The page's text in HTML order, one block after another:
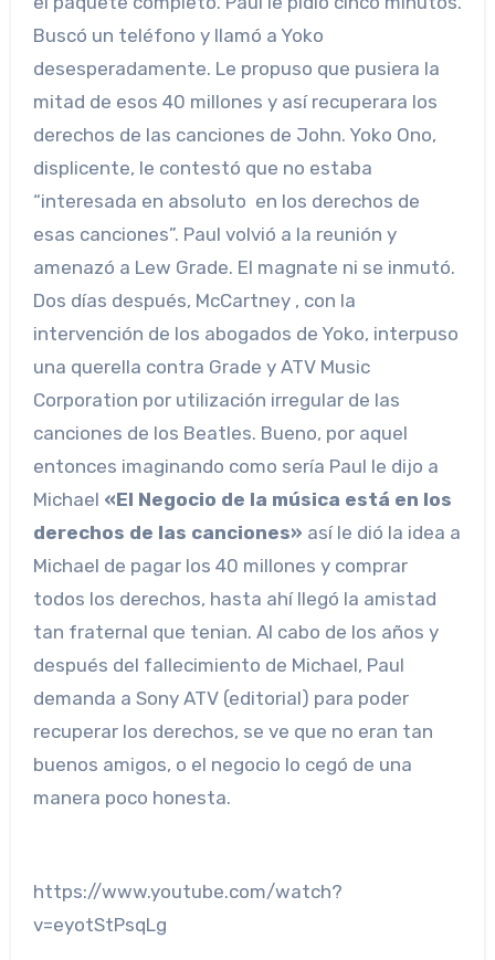
Buscó un teléfono y llamó a Yoko
desesperadamente. Le propuso que pusiera la
mitad de esos 40 millones y así recuperara los
derechos de las canciones de John. Yoko Ono,
displicente, le contestó que no estaba
“interesada en absoluto en los derechos de
esas canciones”. Paul volvió a la reunión y
amenazó a Lew Grade. El magnate ni se inmutó.
Dos días después, McCartney , con la
intervención de los abogados de Yoko, interpuso
una querella contra Grade y ATV Music
Corporation por utilización irregular de las
canciones de los Beatles. Bueno, por aquel
entonces imaginando como sería Paul le dijo a
Michael «El Negocio de la música está en los
derechos de las canciones» así le dió la idea a
Michael de pagar los 40 millones y comprar
todos los derechos, hasta ahí llegó la amistad
tan fraternal que tenian. Al cabo de los años y
después del fallecimiento de Michael, Paul
demanda a Sony ATV (editorial) para poder
recuperar los derechos, se ve que no eran tan
buenos amigos, o el negocio lo cegó de una
manera poco honesta.
https://www.youtube.com/watch?
v=eyotStPsqLg